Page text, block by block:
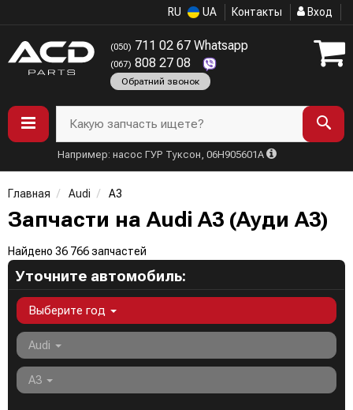
RU UA Контакты Вход
(050) 711 02 67 Whatsapp
(067) 808 27 08
Обратний звонок
Какую запчасть ищете?
Например: насос ГУР Туксон, 06H905601A
Главная Audi A3
Запчасти на Audi A3 (Ауди А3)
Найдено 36 766 запчастей
Уточните автомобиль:
Выберите год
Audi
A3